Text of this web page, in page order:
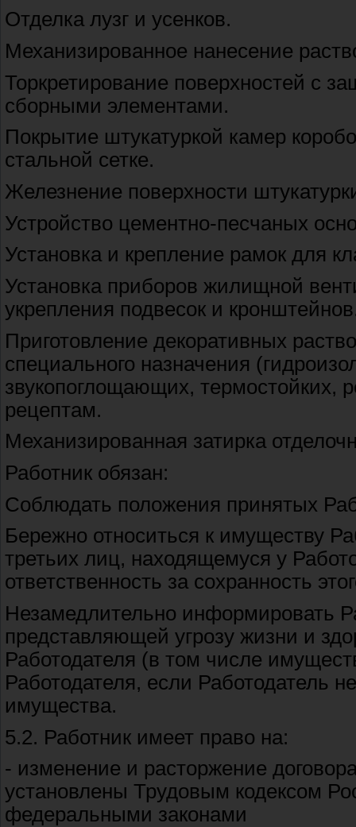
Отделка лузг и усенков.
Механизированное нанесение
Торкретирование поверхностей с
сборными элементами.
Покрытие штукатуркой камер
стальной сетке.
Железнение поверхности
Устройство цементно-песчаных
Установка и крепление рамок для
Установка приборов жилищной
укрепления подвесок и
Приготовление декоративных
специального назначения
звукопоглощающих, термостойких,
рецептам.
Механизированная затирка
Работник обязан:
Соблюдать положения принятых
Бережно относиться к имуществу
третьих лиц, находящемуся у
ответственность за сохранность
Незамедлительно информировать
представляющей угрозу жизни и
Работодателя (в том числе
Работодателя, если Работодатель
имущества.
5.2. Работник имеет право на:
- изменение и расторжение
установлены Трудовым кодексом
федеральными законами